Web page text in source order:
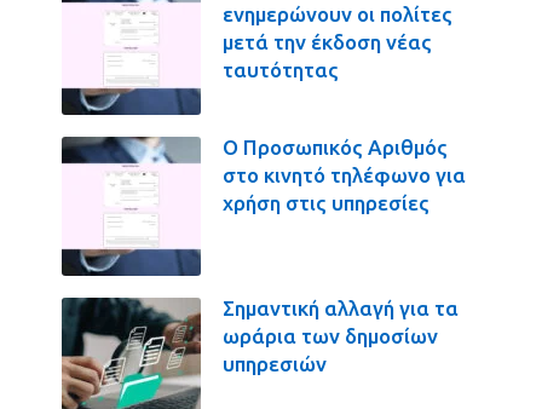
ενημερώνουν οι πολίτες
μετά την έκδοση νέας
ταυτότητας
Ο Προσωπικός Αριθμός
στο κινητό τηλέφωνο για
χρήση στις υπηρεσίες
Σημαντική αλλαγή για τα
ωράρια των δημοσίων
υπηρεσιών